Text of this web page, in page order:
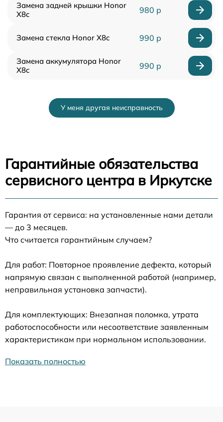
Замена задней крышки Honor
X8c
980 р
Замена стекла Honor X8c 990 р
Замена аккумулятора Honor
X8c
990 р
У меня другая неисправность
Гарантийные обязательства
сервисного центра в Иркутске
Гарантия от сервиса: на установленные нами детали
— до 3 месяцев.
Что считается гарантийным случаем?
Для работ: Повторное проявление дефекта, который
напрямую связан с выполненной работой (например,
неправильная установка запчасти).
Для комплектующих: Внезапная поломка, утрата
работоспособности или несоответствие заявленным
характеристикам при нормальном использовании.
Показать полностью